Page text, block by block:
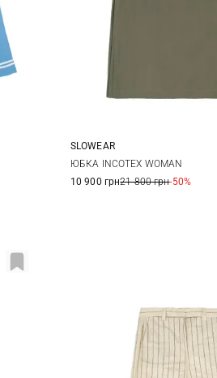
38 40
SLOWEAR
ЮБКА INCOTEX WOMAN
10 900 грн21 800 грн-50%